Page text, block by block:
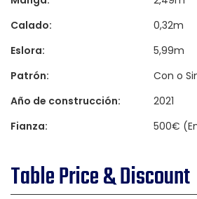
Calado:
0,32m
Eslora:
5,99m
Patrón:
Con o
Año de construcción:
2021
Fianza:
500€
Table Price & Discount